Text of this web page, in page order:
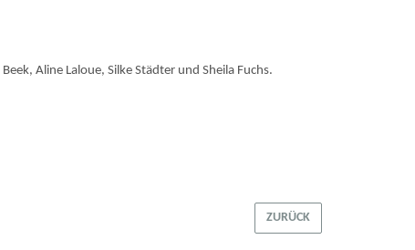
Aline Laloue, Silke Städter und Sheila Fuchs.
ZURÜCK